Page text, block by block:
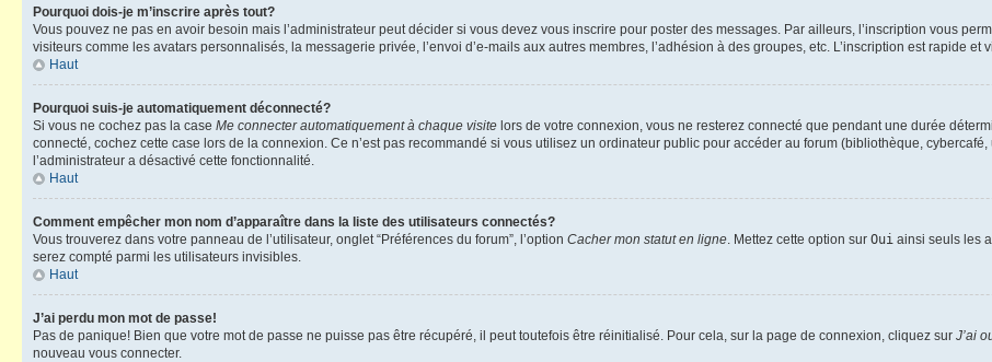
Pourquoi dois-je m’inscrire après tout?
Vous pouvez ne pas en avoir besoin mais l’administrateur peut décider si vous devez vous inscrire pour poster des messages. Par ailleurs, l’inscription vous
visiteurs comme les avatars personnalisés, la messagerie privée, l’envoi d’e-mails aux autres membres, l’adhésion à des groupes, etc. L’inscription est rapide et
Haut
Pourquoi suis-je automatiquement déconnecté?
Si vous ne cochez pas la case Me connecter automatiquement à chaque visite lors de votre connexion, vous ne resterez connecté que pendant une durée
connecté, cochez cette case lors de la connexion. Ce n’est pas recommandé si vous utilisez un ordinateur public pour accéder au forum (bibliothèque,
l’administrateur a désactivé cette fonctionnalité.
Haut
Comment empêcher mon nom d’apparaître dans la liste des utilisateurs connectés?
Vous trouverez dans votre panneau de l’utilisateur, onglet “Préférences du forum”, l’option Cacher mon statut en ligne. Mettez cette option sur Oui ainsi seuls les
serez compté parmi les utilisateurs invisibles.
Haut
J’ai perdu mon mot de passe!
Pas de panique! Bien que votre mot de passe ne puisse pas être récupéré, il peut toutefois être réinitialisé. Pour cela, sur la page de connexion, cliquez sur J’ai
nouveau vous connecter.